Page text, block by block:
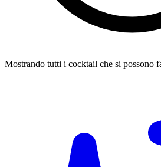
Mostrando tutti i cocktail che si possono